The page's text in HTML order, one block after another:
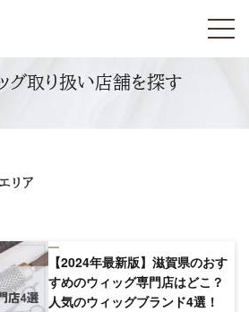
グ取り扱い店舗を探す
リア
【2024年最新版】滋賀県のおす
すめのウィッグ専門店はどこ？
人気のウィッグブランド4選！